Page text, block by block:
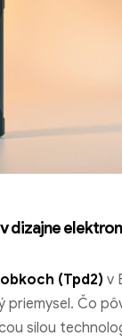
dizajne
(Tpd2) v
priemysel. Čo
silou